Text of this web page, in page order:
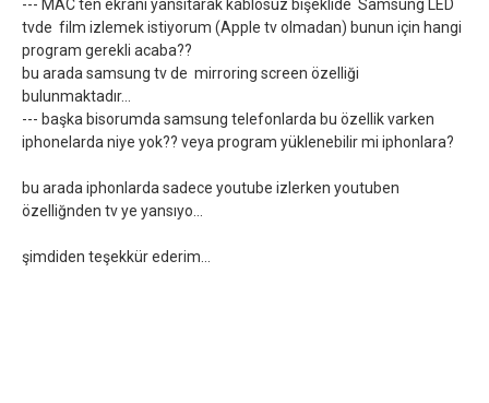
--- MAC ten ekranı yansıtarak kablosuz bişeklide Samsung LED
tvde film izlemek istiyorum (Apple tv olmadan) bunun için hangi
program gerekli acaba??
bu arada samsung tv de mirroring screen özelliği
bulunmaktadır...
--- başka bisorumda samsung telefonlarda bu özellik varken
iphonelarda niye yok?? veya program yüklenebilir mi iphonlara?
bu arada iphonlarda sadece youtube izlerken youtuben
özelliğnden tv ye yansıyo...
şimdiden teşekkür ederim...